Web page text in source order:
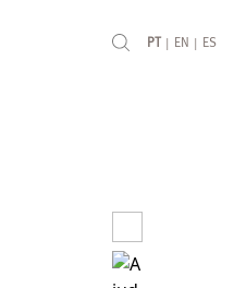
PT | EN | ES